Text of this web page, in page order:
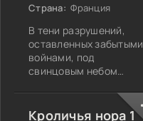
Страна: Франция
В тени разрушений,
оставленных забытыми
войнами, под
свинцовым небом
разворачивается
захватывающая
Кроличья нора 1